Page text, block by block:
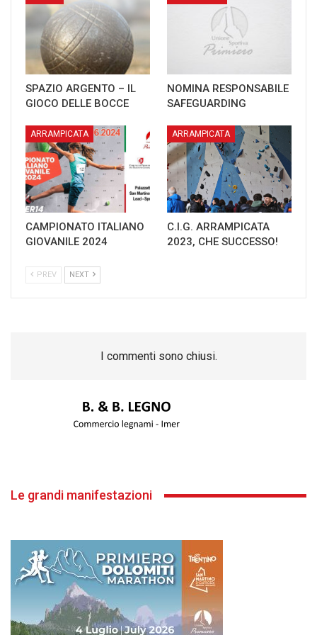
SPAZIO ARGENTO – IL
GIOCO DELLE BOCCE
NOMINA RESPONSABILE
SAFEGUARDING
ARRAMPICATA
CAMPIONATO ITALIANO
GIOVANILE 2024
ARRAMPICATA
C.I.G. ARRAMPICATA
2023, CHE SUCCESSO!
PREV NEXT
I commenti sono chiusi.
Le grandi manifestazioni